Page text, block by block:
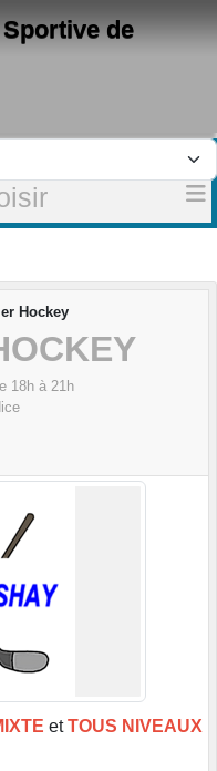
de
Hockey
18h à 21h
etTOUS NIVEAUX